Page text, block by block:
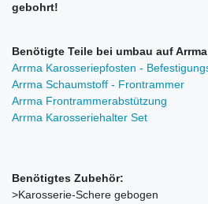
gebohrt!
Benötigte Teile bei umbau auf
Arrma Karosseriepfosten -
Arrma Schaumstoff - Frontrammer
Arrma Frontrammerabstützung
Arrma Karosseriehalter Set
Benötigtes Zubehör:
>Karosserie-Schere gebogen